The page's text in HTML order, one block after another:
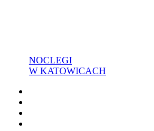
NOCLEGI
W KATOWICACH